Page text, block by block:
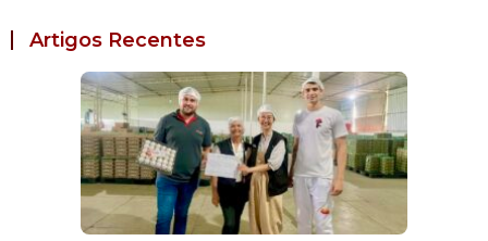
Artigos Recentes